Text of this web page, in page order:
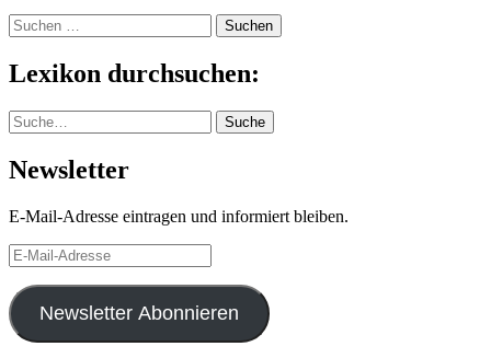
Suchen
nach:
Lexikon durchsuchen:
Suche Suche
Newsletter
E-Mail-Adresse eintragen und informiert bleiben.
E-
Mail-
Adresse
Newsletter Abonnieren